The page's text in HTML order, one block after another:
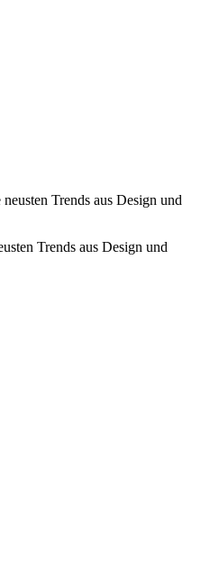
Trends aus Design und